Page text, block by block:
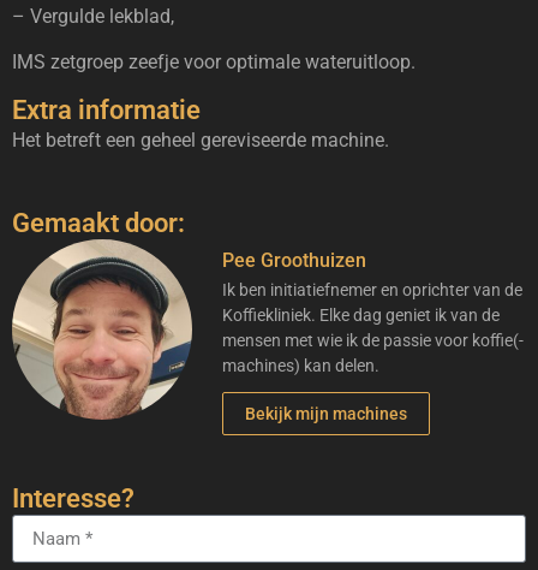
– Vergulde lekblad,
IMS zetgroep zeefje voor optimale wateruitloop.
Extra informatie
Het betreft een geheel gereviseerde machine.
Gemaakt door:
Pee Groothuizen
Ik ben initiatiefnemer en oprichter van de
Koffiekliniek. Elke dag geniet ik van de
mensen met wie ik de passie voor koffie(-
machines) kan delen.
Bekijk mijn machines
Interesse?